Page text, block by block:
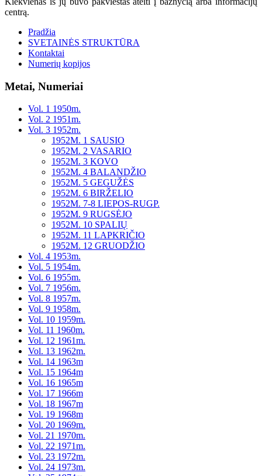
centrą.
Pradžia
SVETAINĖS STRUKTŪRA
Kontaktai
Numerių kopijos
Metai, Numeriai
Vol. 1 1950m.
Vol. 2 1951m.
Vol. 3 1952m.
1952M. 1 SAUSIO
1952M. 2 VASARIO
1952M. 3 KOVO
1952M. 4 BALANDŽIO
1952M. 5 GEGUŽĖS
1952M. 6 BIRŽELIO
1952M. 7-8 LIEPOS-RUGP.
1952M. 9 RUGSĖJO
1952M. 10 SPALIŲ
1952M. 11 LAPKRIČIO
1952M. 12 GRUODŽIO
Vol. 4 1953m.
Vol. 5 1954m.
Vol. 6 1955m.
Vol. 7 1956m.
Vol. 8 1957m.
Vol. 9 1958m.
Vol. 10 1959m.
Vol. 11 1960m.
Vol. 12 1961m.
Vol. 13 1962m.
Vol. 14 1963m
Vol. 15 1964m
Vol. 16 1965m
Vol. 17 1966m
Vol. 18 1967m
Vol. 19 1968m
Vol. 20 1969m.
Vol. 21 1970m.
Vol. 22 1971m.
Vol. 23 1972m.
Vol. 24 1973m.